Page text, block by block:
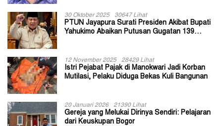
30 Oktober 2025 30647 Lihat
PTUN Jayapura Surati Presiden Akibat Bupati
Yahukimo Abaikan Putusan Gugatan 139
12 November 2025 28429 Lihat
Istri Pejabat Pajak di Manokwari Jadi Korban
Mutilasi, Pelaku Diduga Bekas Kuli Bangunan
20 Januari 2026 21390 Lihat
Gereja yang Melukai Dirinya Sendiri: Pelajaran
dari Keuskupan Bogor